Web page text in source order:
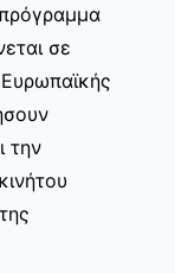
σε
την